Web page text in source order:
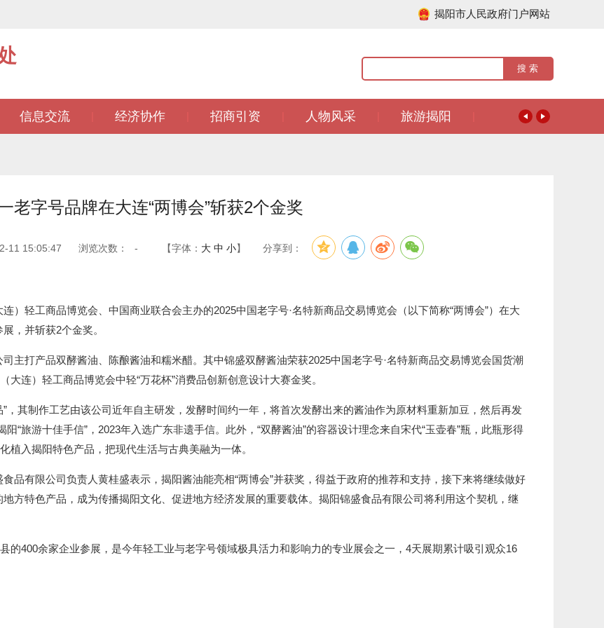
揭阳市人民政府门户网站
信息交流 经济协作 招商引资 人物风采 旅游揭阳
老字号品牌在大连“两博会”斩获2个金奖
11 15:05:47 浏览次数： - 【字体： 大 中 小】 分享到：
轻工商品博览会、中国商业联合会主办的2025中国老字号·名特新商品交易博览会（以下简称“两博会”）在大
，并斩获2个金奖。
打产品双酵酱油、陈酿酱油和糯米醋。其中锦盛双酵酱油荣获2025中国老字号·名特新商品交易博览会国货潮
连）轻工商品博览会中轻“万花杯”消费品创新创意设计大赛金奖。
其制作工艺由该公司近年自主研发，发酵时间约一年，将首次发酵出来的酱油作为原材料重新加豆，然后再发
“旅游十佳手信”，2023年入选广东非遗手信。此外，“双酵酱油”的容器设计理念来自宋代“玉壶春”瓶，此瓶形得
植入揭阳特色产品，把现代生活与古典美融为一体。
有限公司负责人黄桂盛表示，揭阳酱油能亮相“两博会”并获奖，得益于政府的推荐和支持，接下来将继续做好
方特色产品，成为传播揭阳文化、促进地方经济发展的重要载体。揭阳锦盛食品有限公司将利用这个契机，继
400余家企业参展，是今年轻工业与老字号领域极具活力和影响力的专业展会之一，4天展期累计吸引观众16